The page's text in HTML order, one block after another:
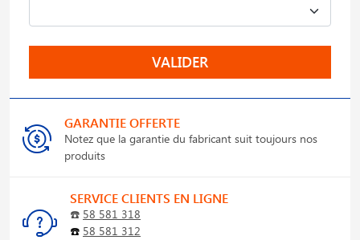
VALIDER
GARANTIE OFFERTE
Notez que la garantie du fabricant suit toujours nos
produits
SERVICE CLIENTS EN LIGNE
☎️ 58 581 318
☎️ 58 581 312